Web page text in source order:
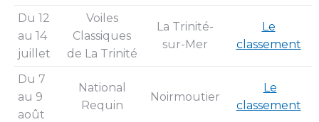
Du 12
au 14
juillet
Voiles
Classiques
de La Trinité
La Trinité-
sur-Mer
Le
classement
Du 7
au 9
août
National
Requin
Noirmoutier
Le
classement